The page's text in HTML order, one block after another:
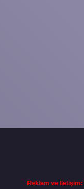
Reklam ve İletişim: